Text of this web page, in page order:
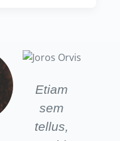
Etiam
sem
tellus,